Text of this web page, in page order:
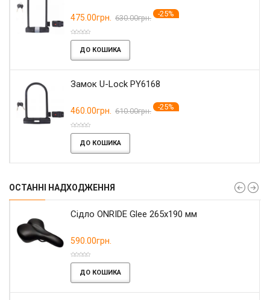
475.00грн. 630.00грн. -25%
ДО КОШИКА
Замок U-Lock PY6168
460.00грн. 610.00грн. -25%
ДО КОШИКА
ОСТАННІ НАДХОДЖЕННЯ
Сідло ONRIDE Glee 265x190 мм
590.00грн.
ДО КОШИКА